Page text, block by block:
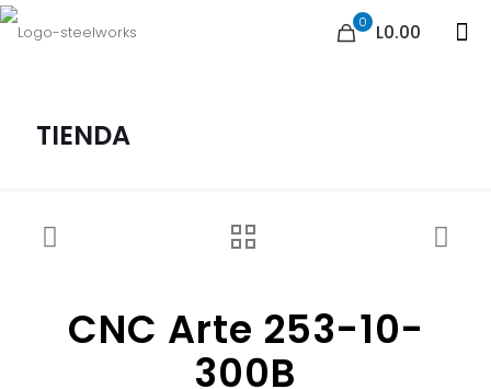
0 L0.00
TIENDA
CNC Arte 253-10-
300B